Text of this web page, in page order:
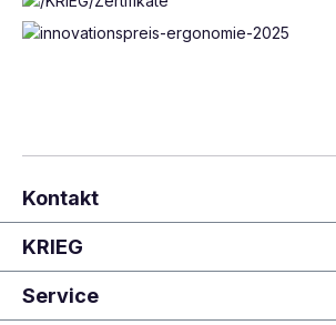
Kontakt
KRIEG
Service